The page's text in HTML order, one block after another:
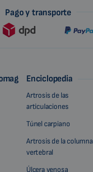
Pago y transporte
Enciclopedia
Artrosis de las
articulaciones
Túnel carpiano
Artrosis de la columna
vertebral
Úlcera venosa